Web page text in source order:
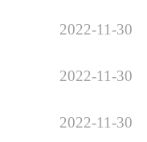
厂房实景2022-11-30
2022-11-30
2022-11-30